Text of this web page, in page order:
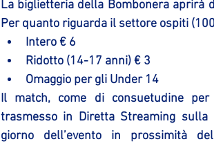
La biglietteria della Bombonera aprirà
Per quanto riguarda il settore ospiti
Intero € 6
Ridotto (14-17 anni) € 3
Omaggio per gli Under 14
Il match, come di consuetudine per
trasmesso in Diretta Streaming sulla
giorno dell’evento in prossimità